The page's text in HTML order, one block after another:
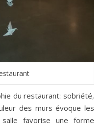
du restaurant: sobriété,
des murs évoque les
favorise une forme